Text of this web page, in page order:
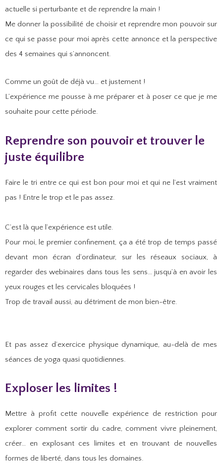
actuelle si perturbante et de reprendre la main !
Me donner la possibilité de choisir et reprendre mon pouvoir sur
ce qui se passe pour moi après cette annonce et la perspective
des 4 semaines qui s’annoncent.
Comme un goût de déjà vu… et justement !
L’expérience me pousse à me préparer et à poser ce que je me
souhaite pour cette période.
Reprendre son pouvoir et trouver le
juste équilibre
Faire le tri entre ce qui est bon pour moi et qui ne l’est vraiment
pas ! Entre le trop et le pas assez.
C’est là que l’expérience est utile.
Pour moi, le premier confinement, ça a été trop de temps passé
devant mon écran d’ordinateur, sur les réseaux sociaux, à
regarder des webinaires dans tous les sens… jusqu’à en avoir les
yeux rouges et les cervicales bloquées !
Trop de travail aussi, au détriment de mon bien-être.
Et pas assez d’exercice physique dynamique, au-delà de mes
séances de yoga quasi quotidiennes.
Exploser les limites !
Mettre à profit cette nouvelle expérience de restriction pour
explorer comment sortir du cadre, comment vivre pleinement,
créer… en explosant ces limites et en trouvant de nouvelles
formes de liberté, dans tous les domaines.